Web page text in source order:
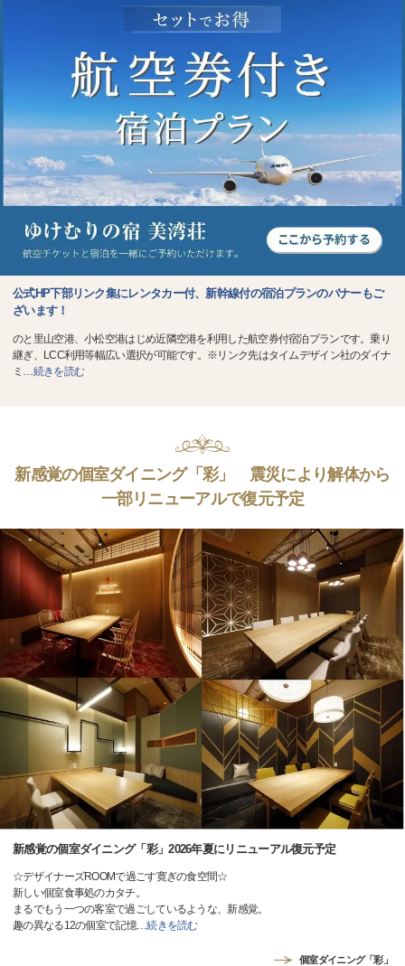
公式HP下部リンク集にレンタカー付、新幹線付の宿泊プランのバナーもご
ざいます！
のと里山空港、小松空港はじめ近隣空港を利用した航空券付宿泊プランです。乗り
継ぎ、LCC利用等幅広い選択が可能です。※リンク先はタイムデザイン社のダイナ
ミ …続きを読む
新感覚の個室ダイニング「彩」 震災により解体から
一部リニューアルで復元予定
新感覚の個室ダイニング「彩」2026年夏にリニューアル復元予定
☆デザイナーズROOMで過ごす寛ぎの食空間☆
新しい個室食事処のカタチ。
まるでもう一つの客室で過ごしているような、新感覚。
趣の異なる12の個室で記憶…続きを読む
個室ダイニング「彩」